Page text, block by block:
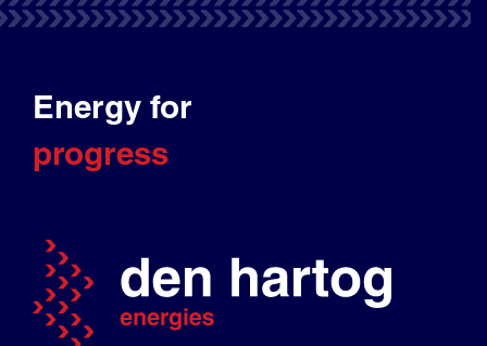
Energy for
progress